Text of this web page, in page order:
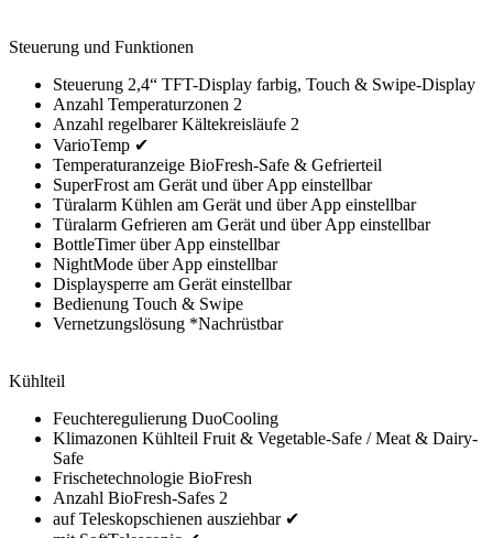
Steuerung und Funktionen
Steuerung 2,4“ TFT-Display farbig, Touch & Swipe-Display
Anzahl Temperaturzonen 2
Anzahl regelbarer Kältekreisläufe 2
VarioTemp ✔
Temperaturanzeige BioFresh-Safe & Gefrierteil
SuperFrost am Gerät und über App einstellbar
Türalarm Kühlen am Gerät und über App einstellbar
Türalarm Gefrieren am Gerät und über App einstellbar
BottleTimer über App einstellbar
NightMode über App einstellbar
Displaysperre am Gerät einstellbar
Bedienung Touch & Swipe
Vernetzungslösung *Nachrüstbar
Kühlteil
Feuchteregulierung DuoCooling
Klimazonen Kühlteil Fruit & Vegetable-Safe / Meat & Dairy-
Safe
Frischetechnologie BioFresh
Anzahl BioFresh-Safes 2
auf Teleskopschienen ausziehbar ✔